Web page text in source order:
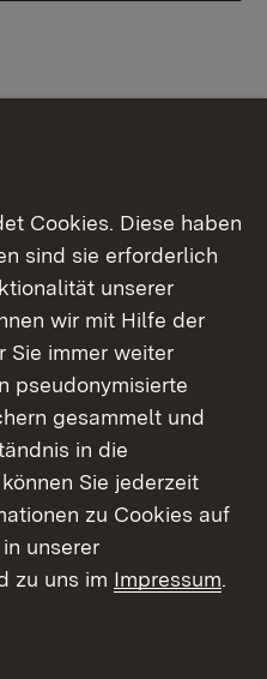
Cookies. Diese haben
sind sie erforderlich
unserer
wir mit Hilfe der
Sie immer weiter
pseudonymisierte
gesammelt und
in die
Sie jederzeit
zu Cookies auf
unserer
zu uns im Impressum.